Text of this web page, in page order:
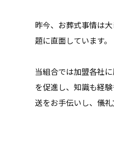
昨今、お葬式事情は
題に直面しています。
当組合では加盟各社
を促進し、知識も経
送をお手伝いし、儀